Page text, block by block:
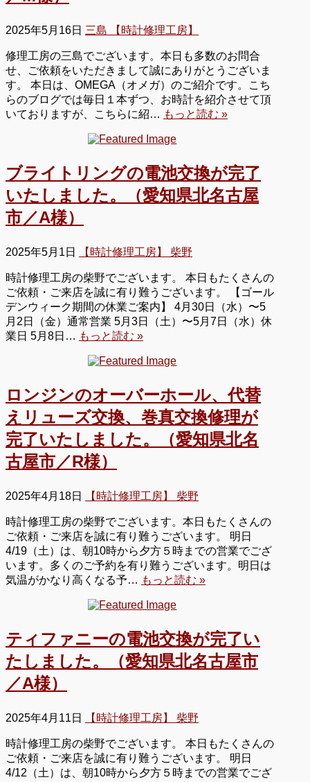
2025年5月16日 三島 【時計修理工房】
修理工房の三島でございます。本日も多数のお問合
せ、ご依頼をいただきまして誠にありがとうございま
す。 本日は、OMEGA（オメガ）のご紹介です。こち
らのブログでは毎日１本ずつ、お時計を紹介させて頂
いておりますが、こちらに紹… もっと読む »
ブライトリングの電池交換が完了
いたしました。（愛知県北名古屋
市／A様）
2025年5月1日 【時計修理工房】 柴野
時計修理工房の柴野でございます。 本日もたくさんの
ご依頼・ご来店を誠に有り難うございます。 【ゴール
デンウィーク期間の休業ご案内】 4月30日（水）〜5
月2日（金）通常営業 5月3日（土）〜5月7日（水）休
業日 5月8日… もっと読む »
ロンジンのオーバーホール、代替
えリューズ交換、巻真交換修理が
完了いたしました。（愛知県北名
古屋市／R様）
2025年4月18日 【時計修理工房】 柴野
時計修理工房の柴野でございます。本日もたくさんの
ご依頼・ご来店を誠に有り難うございます。 明日
4/19（土）は、朝10時から夕方５時までの営業でござ
います。多くのご予約を有り難うございます。明日は
気温がかなり高くなる予… もっと読む »
ティファニーの電池交換が完了い
たしました。（愛知県北名古屋市
／A様）
2025年4月11日 【時計修理工房】 柴野
時計修理工房の柴野でございます。 本日もたくさんの
ご依頼・ご来店を誠に有り難うございます。 明日
4/12（土）は、朝10時から夕方５時までの営業でござ